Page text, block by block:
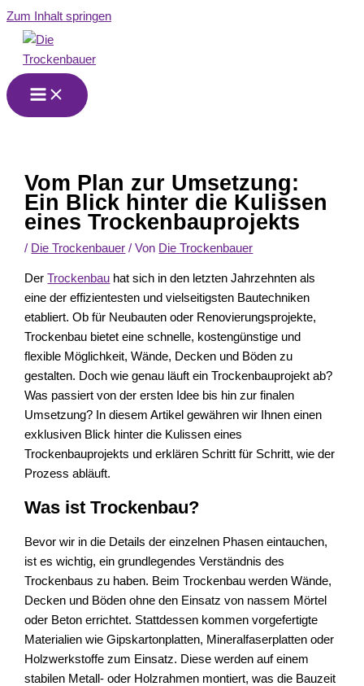
Zum Inhalt springen
Vom Plan zur Umsetzung:
Ein Blick hinter die Kulissen
eines Trockenbauprojekts
/ Die Trockenbauer / Von Die Trockenbauer
DerTrockenbau hat sich in den letzten Jahrzehnten als
eine der effizientesten und vielseitigsten Bautechniken
etabliert. Ob für Neubauten oder Renovierungsprojekte,
Trockenbau bietet eine schnelle, kostengünstige und
flexible Möglichkeit, Wände, Decken und Böden zu
gestalten. Doch wie genau läuft ein Trockenbauprojekt ab?
Was passiert von der ersten Idee bis hin zur finalen
Umsetzung? In diesem Artikel gewähren wir Ihnen einen
exklusiven Blick hinter die Kulissen eines
Trockenbauprojekts und erklären Schritt für Schritt, wie der
Prozess abläuft.
Was ist Trockenbau?
Bevor wir in die Details der einzelnen Phasen eintauchen,
ist es wichtig, ein grundlegendes Verständnis des
Trockenbaus zu haben. Beim Trockenbau werden Wände,
Decken und Böden ohne den Einsatz von nassem Mörtel
oder Beton errichtet. Stattdessen kommen vorgefertigte
Materialien wie Gipskartonplatten, Mineralfaserplatten oder
Holzwerkstoffe zum Einsatz. Diese werden auf einem
stabilen Metall- oder Holzrahmen montiert, was die Bauzeit